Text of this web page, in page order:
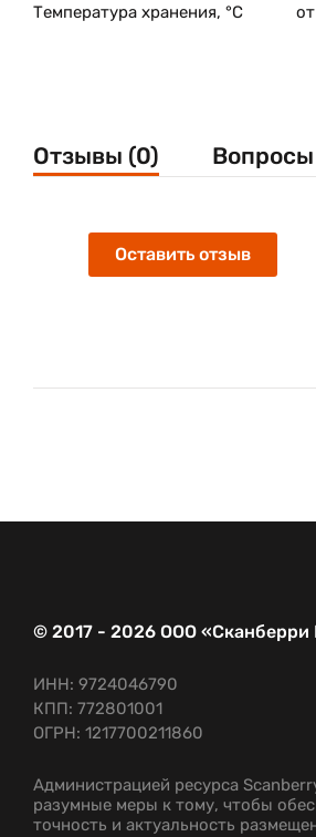
Температура хранения, °C
Отзывы (0)
Оставить отзыв
© 2017 - 2026 ООО «Сканберри
ИНН: 9724046790
КПП: 772801001
ОГРН: 1217700211860